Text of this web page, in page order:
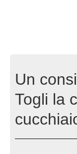
Un
Togli la